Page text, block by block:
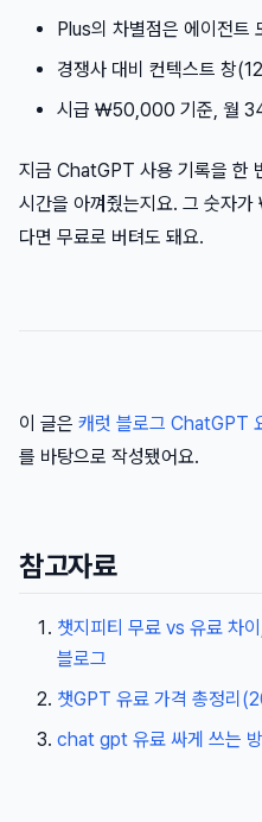
Plus의 차별점은 에이전트
경쟁사 대비 컨텍스트 창
시급 ₩50,000 기준, 월 34
지금 ChatGPT 사용 기록을 한
시간을 아껴줬는지요. 그 숫자
다면 무료로 버텨도 돼요.
이 글은 캐럿 블로그 ChatGPT
를 바탕으로 작성됐어요.
참고자료
챗지피티 무료 vs 유료 차
블로그
챗GPT 유료 가격 총정리
chat gpt 유료 싸게 쓰는